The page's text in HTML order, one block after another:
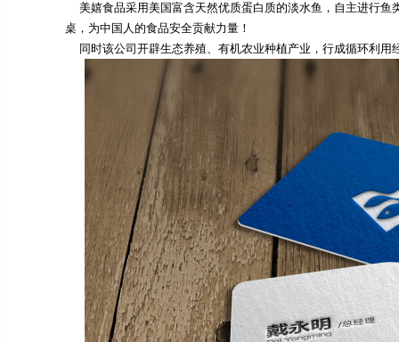
美嬉食品采用美国富含天然优质蛋白质的淡水鱼，自主进行鱼
桌，为中国人的食品安全贡献力量！
同时该公司开辟生态养殖、有机农业种植产业，行成循环利用